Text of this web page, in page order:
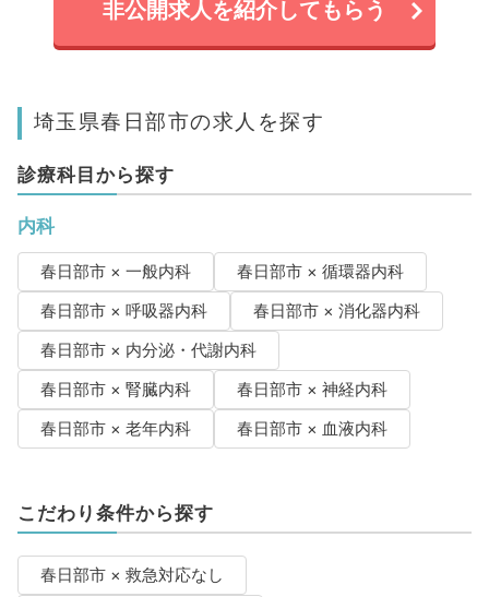
非公開求人を紹介してもらう
埼玉県春日部市の求人を探す
診療科目から探す
内科
春日部市 × 一般内科
春日部市 × 循環器内科
春日部市 × 呼吸器内科
春日部市 × 消化器内科
春日部市 × 内分泌・代謝内科
春日部市 × 腎臓内科
春日部市 × 神経内科
春日部市 × 老年内科
春日部市 × 血液内科
こだわり条件から探す
春日部市 × 救急対応なし